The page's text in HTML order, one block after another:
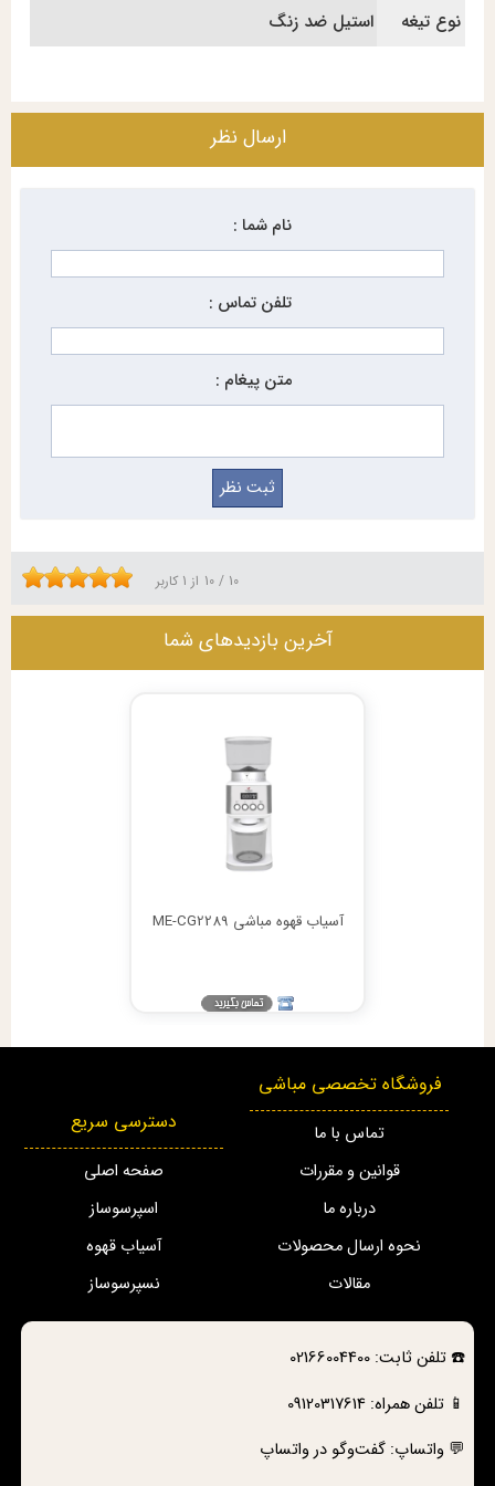
نوع تیغه استیل ضد زنگ
ارسال نظر
نام شما :
تلفن تماس :
متن پیغام :
10 / 10 از 1 کاربر
آخرین بازدیدهای شما
آسیاب قهوه مباشی ME-CG2289
فروشگاه تخصصی مباشی
تماس با ما
قوانین و مقررات
درباره ما
نحوه ارسال محصولات
مقالات
دسترسی سریع
صفحه اصلی
اسپرسوساز
آسیاب قهوه
نسپرسوساز
☎️تلفن ثابت:02166004400
📱 تلفن همراه:09120317614
💬 واتساپ:گفت‌وگو در واتساپ